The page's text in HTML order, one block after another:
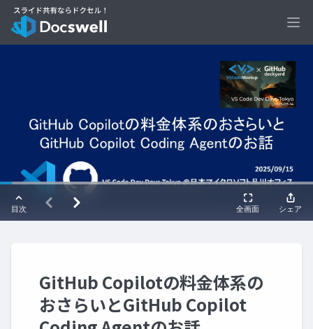
GitHub Copilotの料金体系の
おさらいとGitHub Copilot